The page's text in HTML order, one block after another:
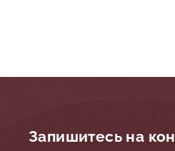
Запишитесь на